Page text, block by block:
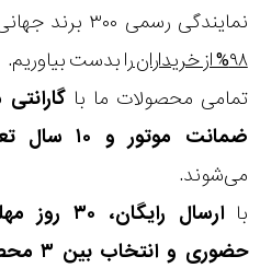
نمایندگی رسمی ۳۰۰ برند جهانی است و توانسته ایم
۹۸% از خریداران
را بدست بیاوریم.
تمامی محصولات ما با
ضمانت موتور و ۱۰ سال تعویض رایگان باتری
می‌شوند.
با
ارسال
حضوری و انتخاب بین ۳ محصول